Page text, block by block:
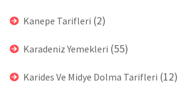
Kanepe Tarifleri (2)
Karadeniz Yemekleri (55)
Karides Ve Midye Dolma Tarifleri (12)